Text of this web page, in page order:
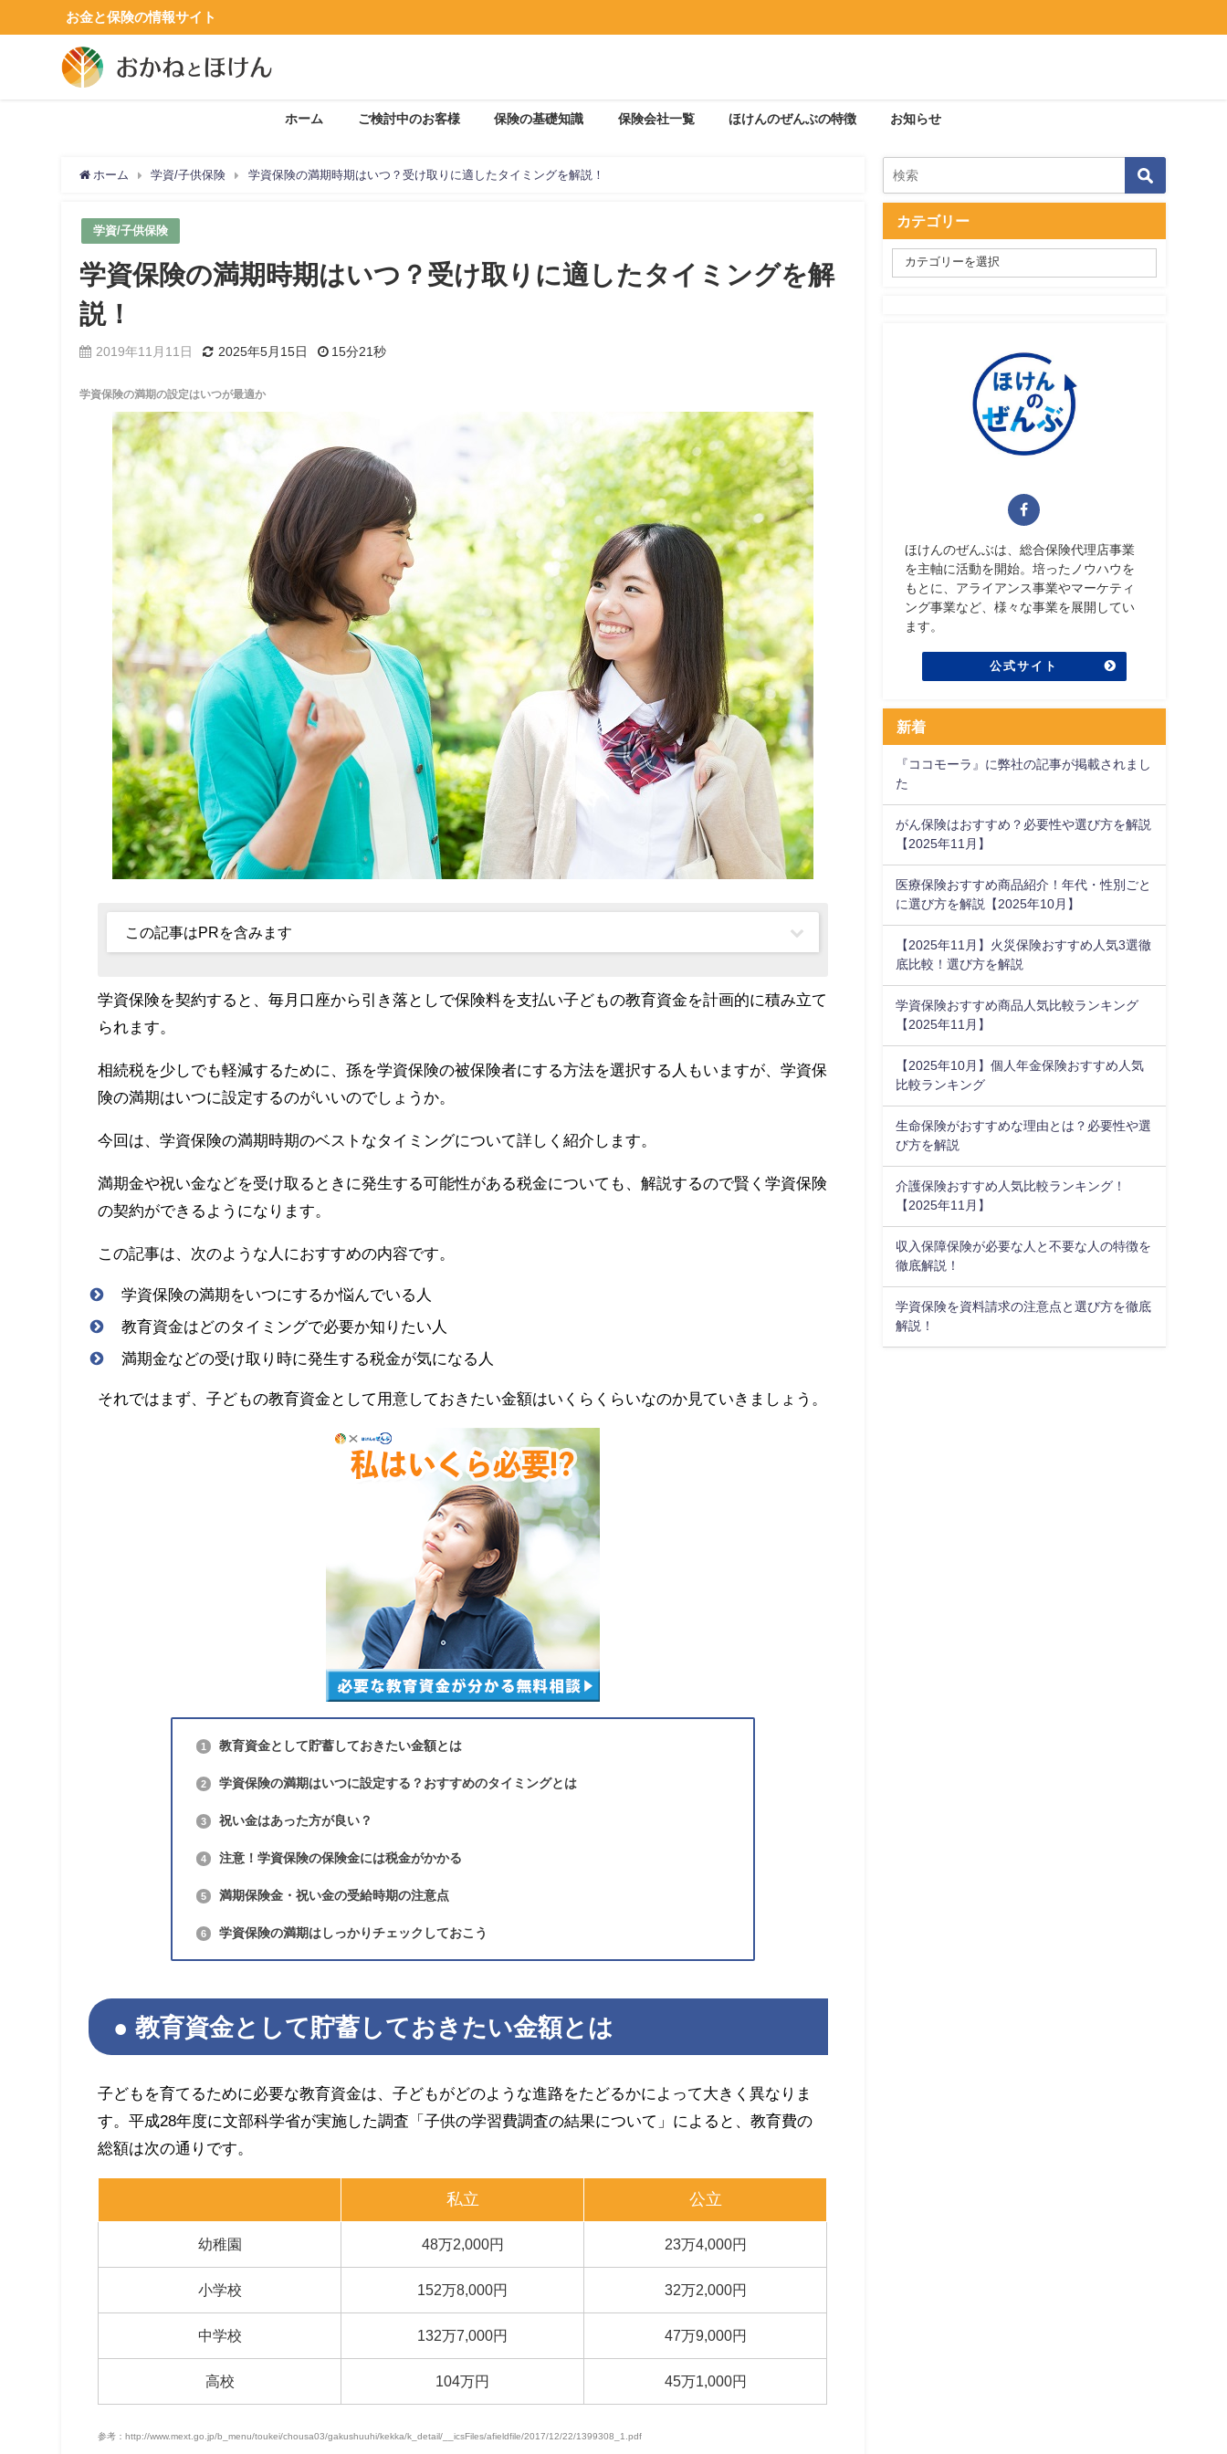
お金と保険の情報サイト
ホーム ご検討中のお客様 保険の基礎知識 保険会社一覧 ほけんのぜんぶの特徴 お知らせ
ホーム 学資/子供保険 学資保険の満期時期はいつ？受け取りに適したタイミングを解説！
学資/子供保険
学資保険の満期時期はいつ？受け取りに適したタイミングを解
説！
2019年11月11日 2025年5月15日 15分21秒
学資保険の満期の設定はいつが最適か
この記事はPRを含みます
学資保険を契約すると、毎月口座から引き落としで保険料を支払い子どもの教育資金を計画的に積み立て
られます。
相続税を少しでも軽減するために、孫を学資保険の被保険者にする方法を選択する人もいますが、学資保
険の満期はいつに設定するのがいいのでしょうか。
今回は、学資保険の満期時期のベストなタイミングについて詳しく紹介します。
満期金や祝い金などを受け取るときに発生する可能性がある税金についても、解説するので賢く学資保険
の契約ができるようになります。
この記事は、次のような人におすすめの内容です。
学資保険の満期をいつにするか悩んでいる人
教育資金はどのタイミングで必要か知りたい人
満期金などの受け取り時に発生する税金が気になる人
それではまず、子どもの教育資金として用意しておきたい金額はいくらくらいなのか見ていきましょう。
1 教育資金として貯蓄しておきたい金額とは
2 学資保険の満期はいつに設定する？おすすめのタイミングとは
3 祝い金はあった方が良い？
4 注意！学資保険の保険金には税金がかかる
5 満期保険金・祝い金の受給時期の注意点
6 学資保険の満期はしっかりチェックしておこう
教育資金として貯蓄しておきたい金額とは
子どもを育てるために必要な教育資金は、子どもがどのような進路をたどるかによって大きく異なりま
す。平成28年度に文部科学省が実施した調査「子供の学習費調査の結果について」によると、教育費の
総額は次の通りです。
私立 公立
幼稚園 48万2,000円 23万4,000円
小学校 152万8,000円 32万2,000円
中学校 132万7,000円 47万9,000円
高校 104万円 45万1,000円
参考：http://www.mext.go.jp/b_menu/toukei/chousa03/gakushuuhi/kekka/k_detail/__icsFiles/afieldfile/2017/12/22/1399308_1.pdf
カテゴリー
ほけんのぜんぶは、総合保険代理店事業
を主軸に活動を開始。培ったノウハウを
もとに、アライアンス事業やマーケティ
ング事業など、様々な事業を展開してい
ます。
公式サイト
新着
『ココモーラ』に弊社の記事が掲載されまし
た
がん保険はおすすめ？必要性や選び方を解説
【2025年11月】
医療保険おすすめ商品紹介！年代・性別ごと
に選び方を解説【2025年10月】
【2025年11月】火災保険おすすめ人気3選徹
底比較！選び方を解説
学資保険おすすめ商品人気比較ランキング
【2025年11月】
【2025年10月】個人年金保険おすすめ人気
比較ランキング
生命保険がおすすめな理由とは？必要性や選
び方を解説
介護保険おすすめ人気比較ランキング！
【2025年11月】
収入保障保険が必要な人と不要な人の特徴を
徹底解説！
学資保険を資料請求の注意点と選び方を徹底
解説！